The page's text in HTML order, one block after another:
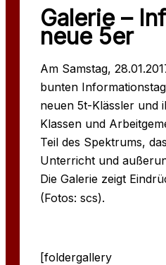
Galerie –
neue 5er
Am Samstag,
bunten
neuen 5t-Klässler und
Klassen und
Teil des Spektrums,
Unterricht und
Die Galerie zeigt
(Fotos: scs).
[foldergallery